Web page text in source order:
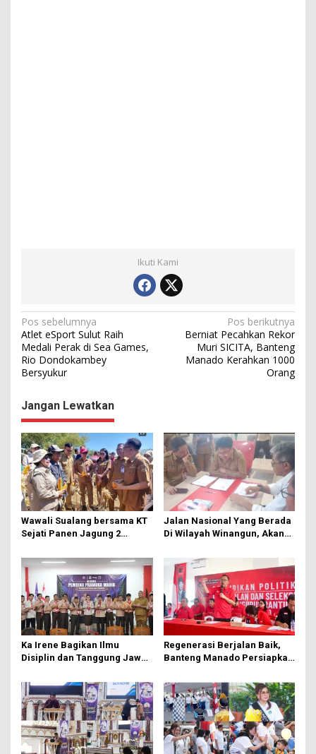
Ikuti Kami
N
a
v
g
a
s
i
p
o
s
Pos sebelumnya
Atlet eSport Sulut Raih
Medali Perak di Sea Games,
Rio Dondokambey
Bersyukur
Pos berikutnya
Berniat Pecahkan Rekor
Muri SICITA, Banteng
Manado Kerahkan 1000
Orang
Jangan Lewatkan
Wawali Sualang bersama KT
Sejati Panen Jagung 2
Jalan Nasional Yang Berada
Di Wilayah Winangun, Akan
Ka Irene Bagikan Ilmu
Disiplin dan Tanggung Jawab
Manado
Regenerasi Berjalan Baik,
Banteng Manado Persiapkan
Rumput